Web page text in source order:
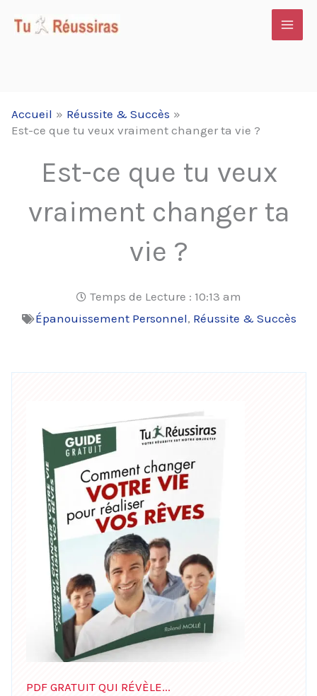
Accueil
Réussite & Succès
Est-ce que tu veux vraiment changer ta vie ?
Est-ce que tu veux
vraiment changer ta
vie ?
Temps de Lecture : 10:13 am
Épanouissement Personnel, Réussite & Succès
PDF GRATUIT QUI RÉVÈLE...